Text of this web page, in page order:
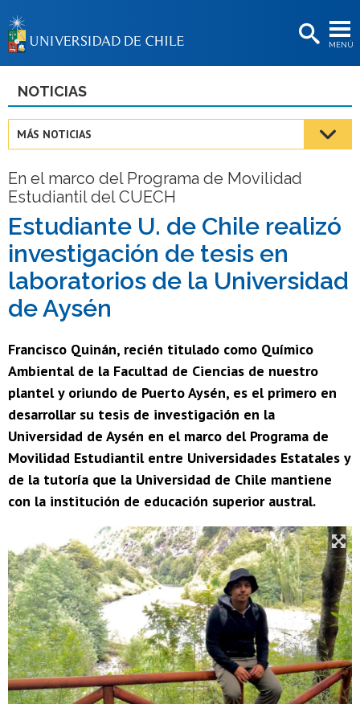
MENÚ
BIBLIOTECAS
Estudiantes
Académicas/os
Funcionarias/os
Egresadas/os
NOTICIAS
MÁS NOTICIAS
En el marco del Programa de Movilidad
Estudiantil del CUECH
Estudiante U. de Chile realizó
investigación de tesis en
laboratorios de la Universidad
de Aysén
Francisco Quinán, recién titulado como Químico
Ambiental de la Facultad de Ciencias de nuestro
plantel y oriundo de Puerto Aysén, es el primero en
desarrollar su tesis de investigación en la
Universidad de Aysén en el marco del Programa de
Movilidad Estudiantil entre Universidades Estatales y
de la tutoría que la Universidad de Chile mantiene
con la institución de educación superior austral.